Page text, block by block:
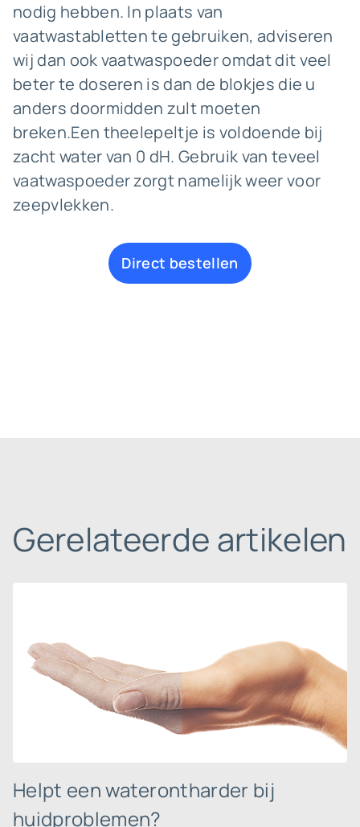
nodig hebben. In plaats van
vaatwastabletten te gebruiken, adviseren
wij dan ook vaatwaspoeder omdat dit veel
beter te doseren is dan de blokjes die u
anders doormidden zult moeten
breken.Een theelepeltje is voldoende bij
zacht water van 0 dH. Gebruik van teveel
vaatwaspoeder zorgt namelijk weer voor
zeepvlekken.
Direct bestellen
Gerelateerde artikelen
Helpt een waterontharder bij
huidproblemen?